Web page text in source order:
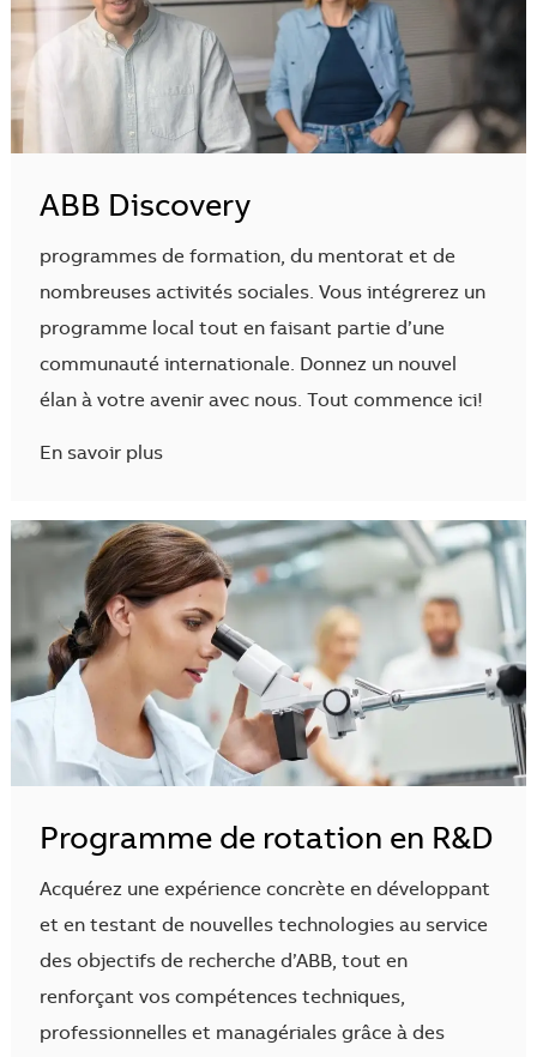
ABB Discovery
programmes de formation, du mentorat et de
nombreuses activités sociales. Vous intégrerez un
programme local tout en faisant partie d’une
communauté internationale. Donnez un nouvel
élan à votre avenir avec nous. Tout commence ici!
En savoir plus
Programme de rotation en R&D
Acquérez une expérience concrète en développant
et en testant de nouvelles technologies au service
des objectifs de recherche d’ABB, tout en
renforçant vos compétences techniques,
professionnelles et managériales grâce à des